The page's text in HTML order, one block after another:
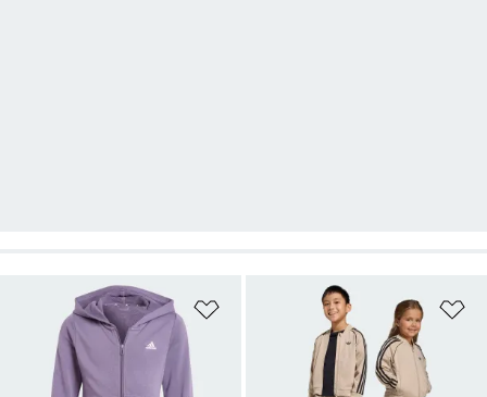
Pridať do zoznamu želaných